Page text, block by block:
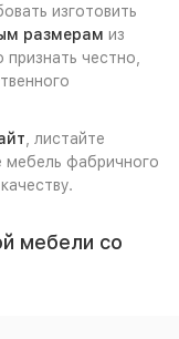
изготовить
размерам из
честно,
, листайте
мебель фабричного
мебели со